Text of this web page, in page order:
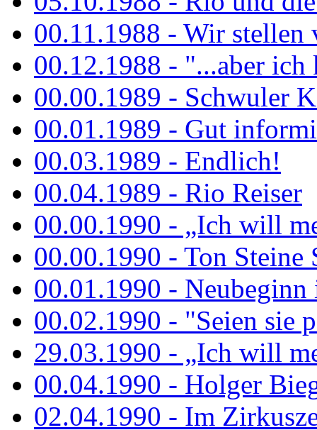
00.11.1988 - Wir stellen
00.12.1988 - "...aber ich
00.00.1989 - Schwuler
00.01.1989 - Gut
00.03.1989 - Endlich!
00.04.1989 - Rio Reiser
00.00.1990 - „Ich will
00.00.1990 - Ton Steine
00.01.1990 -
00.02.1990 - "Seien sie
29.03.1990 - „Ich will
00.04.1990 - Holger
02.04.1990 - Im